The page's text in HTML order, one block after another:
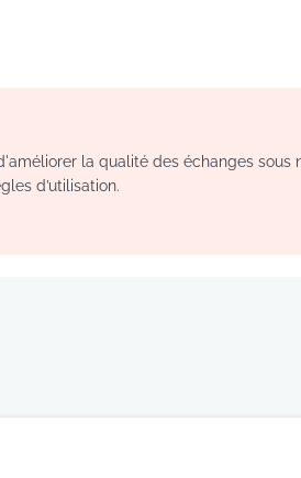
la qualité des échanges sous
d’utilisation.